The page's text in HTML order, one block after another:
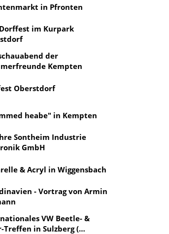
in Pfronten
Dorffest im Kurpark
der
Kempten
Oberstdorf
heabe" in Kempten
Sontheim Industrie
GmbH
& Acryl in Wiggensbach
- Vortrag von Armin
VW Beetle- &
Treffen in Sulzberg (…